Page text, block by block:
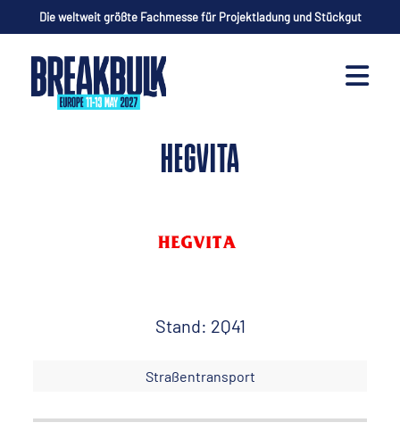
Die weltweit größte Fachmesse für Projektladung und Stückgut
HEGVITA
Stand: 2Q41
Straßentransport